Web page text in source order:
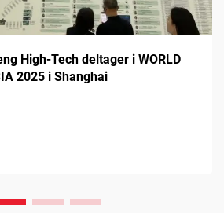
High-Tech deltager i WORLD
2025 i Shanghai